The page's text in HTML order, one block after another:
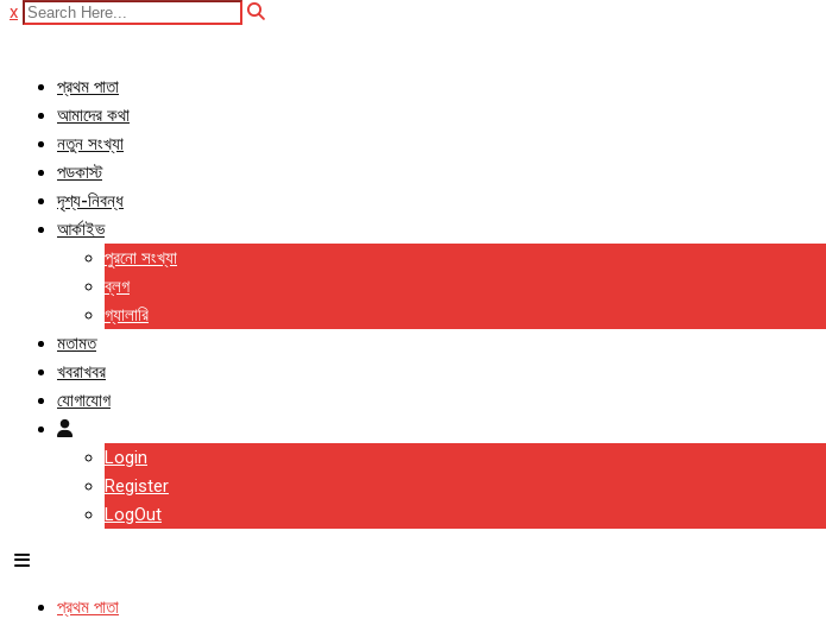
x
প্রথম পাতা
আমাদের কথা
নতুন সংখ্যা
পডকাস্ট
দৃশ্য-নিবন্ধ
আর্কাইভ
পুরনো সংখ্যা
ব্লগ
গ্যালারি
মতামত
খবরাখবর
যোগাযোগ
Login
Register
LogOut
প্রথম পাতা